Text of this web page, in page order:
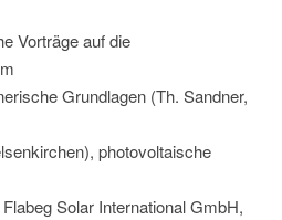
Vorträge auf die
Grundlagen (Th. Sandner,
photovoltaische
Solar International GmbH,